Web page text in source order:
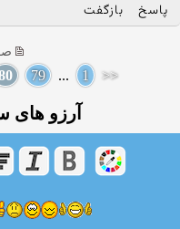
پاسخ بازگفت
<<
1
...
79
آرزو